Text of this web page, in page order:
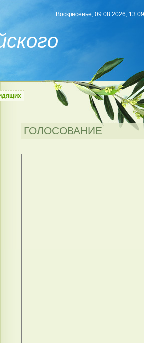
Воскресенье, 09.08.2026, 13:09
ГОЛОСОВАНИЕ